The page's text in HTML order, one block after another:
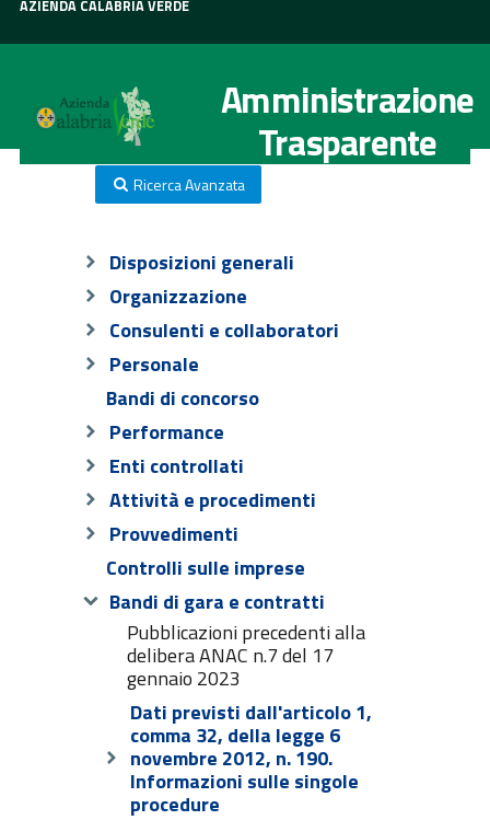
AZIENDA CALABRIA VERDE
Amministrazione
Trasparente
Ricerca Avanzata
Disposizioni generali
Organizzazione
Consulenti e collaboratori
Personale
Bandi di concorso
Performance
Enti controllati
Attività e procedimenti
Provvedimenti
Controlli sulle imprese
Bandi di gara e contratti
Pubblicazioni precedenti alla
delibera ANAC n.7 del 17
gennaio 2023
Dati previsti dall'articolo 1,
comma 32, della legge 6
novembre 2012, n. 190.
Informazioni sulle singole
procedure